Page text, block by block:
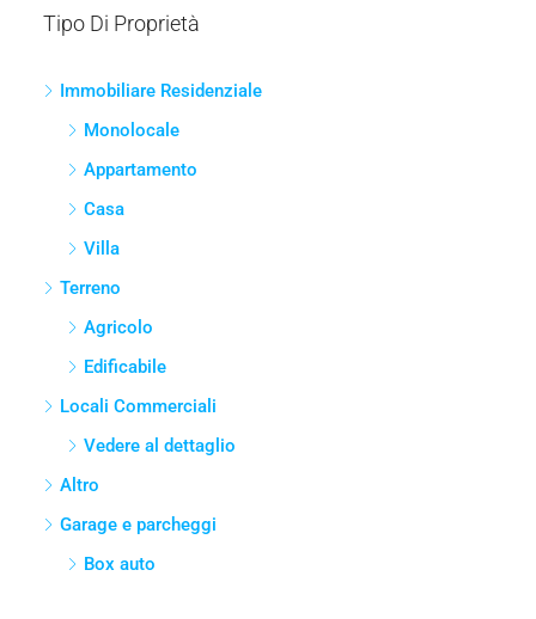
Tipo Di Proprietà
Immobiliare Residenziale
Monolocale
Appartamento
Casa
Villa
Terreno
Agricolo
Edificabile
Locali Commerciali
Vedere al dettaglio
Altro
Garage e parcheggi
Box auto